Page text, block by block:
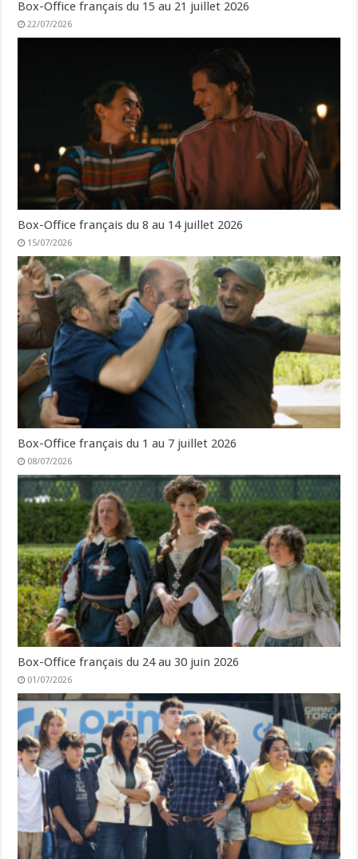
Box-Office français du 15 au 21 juillet 2026
22/07/2026
Box-Office français du 8 au 14 juillet 2026
15/07/2026
Box-Office français du 1 au 7 juillet 2026
08/07/2026
Box-Office français du 24 au 30 juin 2026
01/07/2026